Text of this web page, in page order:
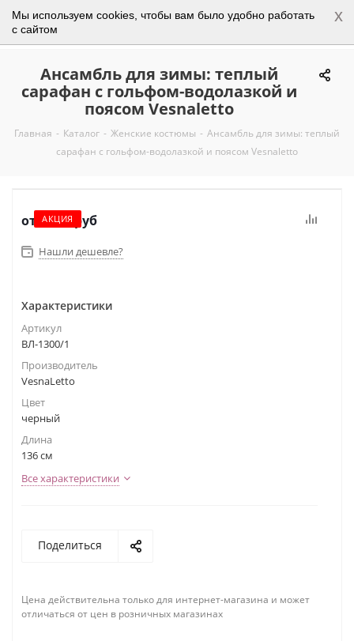
Мы используем cookies, чтобы вам было удобно работать
с сайтом
x
0
Ансамбль для зимы: теплый
сарафан с гольфом-водолазкой и
поясом Vesnaletto
Главная - Каталог - Женские костюмы - Ансамбль для зимы: теплый
сарафан с гольфом-водолазкой и поясом Vesnaletto
АКЦИЯ
от 5 950 руб
Нашли дешевле?
Характеристики
Артикул
ВЛ-1300/1
Производитель
VesnaLetto
Цвет
черный
Длина
136 см
Все характеристики
Поделиться
Цена действительна только для интернет-магазина и может
отличаться от цен в розничных магазинах